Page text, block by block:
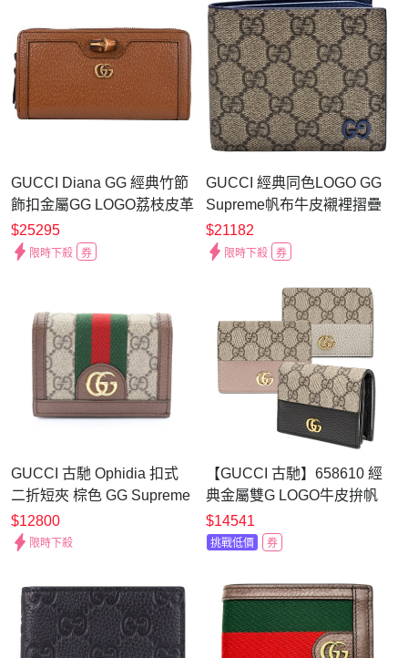
GUCCI Diana GG 經典竹節
飾扣金屬GG LOGO荔枝皮革
ㄇ字拉鍊零錢包(咖)
$25295
限時下殺 券
GUCCI 經典同色LOGO GG
Supreme帆布牛皮襯裡摺疊
零錢袋短夾(烏木色/藍色)
$21182
限時下殺 券
GUCCI 古馳 Ophidia 扣式
二折短夾 棕色 GG Supreme
帆布 523155 【二手名牌
BRAND OFF】
$12800
限時下殺
【GUCCI 古馳】658610 經
典金屬雙G LOGO牛皮拚帆
布暗釦萬用信用卡夾/短夾(顏
色任選)
$14541
挑戰低價 券